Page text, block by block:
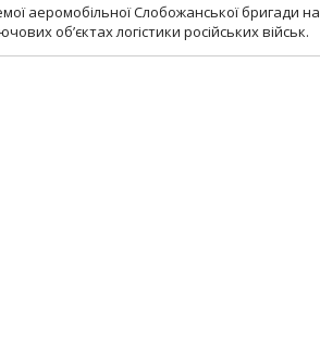
аеромобільної Слобожанської бригади на
об’єктах логістики російських військ.